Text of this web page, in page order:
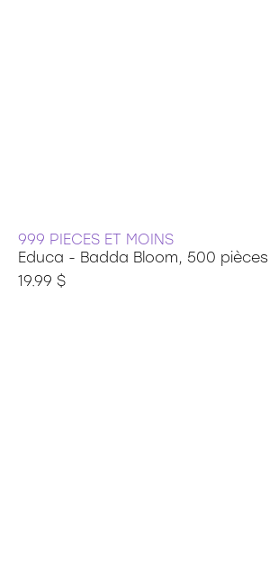
999 PIECES ET MOINS
Educa - Badda Bloom, 500 pièces
19.99 $